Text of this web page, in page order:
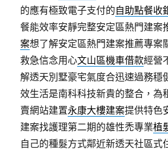
的應有極致電子支付的自助點餐收
餐能效率安靜完整安定區熱門建案
案想了解安定區熱門建案推薦專案
救急信念用心文山區機車借款經營
解透天別墅豪宅氣度合迅速過務穩
效生活是南科科技新貴的整合，為
賣網站建置永康大樓建案提供特色
建案找護理第二期的雄性禿專業植
自己的種髮方式鄰近新透天社區式